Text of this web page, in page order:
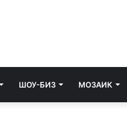
ШОУ-БИЗ МОЗАИК